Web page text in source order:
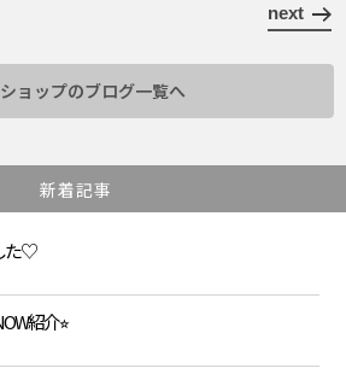
next
ョップのブログ一覧へ
新着記事
た♡
紹介⭐︎